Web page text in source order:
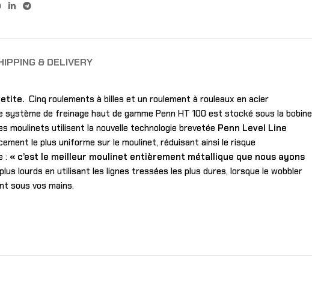
& DELIVERY
Cinq roulements à billes et un roulement à rouleaux en acier
de freinage haut de gamme Penn HT 100 est stocké sous la bobine
moulinets utilisent la nouvelle technologie brevetée Penn Level Line
le plus uniforme sur le moulinet, réduisant ainsi le risque
: « c’est le meilleur moulinet entièrement métallique que nous ayons
lourds en utilisant les lignes tressées les plus dures, lorsque le wobbler
sous vos mains.